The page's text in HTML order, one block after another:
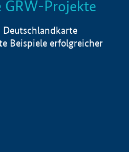
Info
GRW-Projekte
Beispiele erfolgreicher